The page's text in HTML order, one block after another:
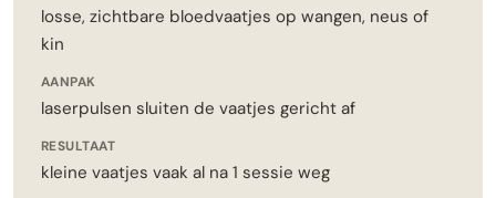
losse, zichtbare bloedvaatjes op wangen, neus of
kin
AANPAK
laserpulsen sluiten de vaatjes gericht af
RESULTAAT
kleine vaatjes vaak al na 1 sessie weg